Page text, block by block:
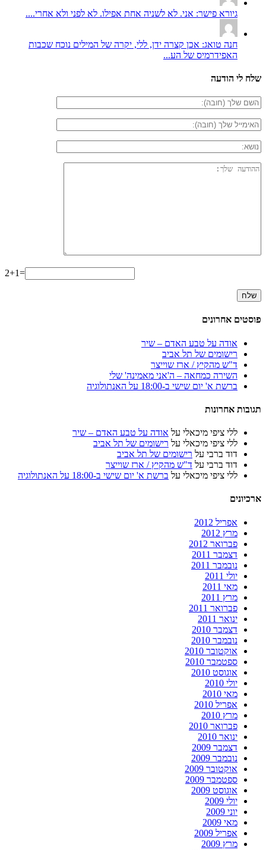
גיורא פישר: אני. לא לשניה אחת אפילו. לא לפני ולא אחרי....
חנה טואג: אכן קצרה ידן, ללי, יקרה של המילים נוכח שכבות
האפידרמיס של הע...
שלח לי הודעה
2+1=
פוסטים אחרונים
אודה על טבע האדם – שיר
רישומים של תל אביב
ד"ש מהקיץ / ארז שוייצר
השירה כמחאה – ה'אני מאמינה' שלי
ברשת א' יום שישי ב-18:00 על האנתולוגיה
תגובות אחרונות
ללי ציפי מיכאלי על אודה על טבע האדם – שיר
ללי ציפי מיכאלי על רישומים של תל אביב
דוד ברבי על רישומים של תל אביב
דוד ברבי על ד"ש מהקיץ / ארז שוייצר
ללי ציפי מיכאלי על ברשת א' יום שישי ב-18:00 על האנתולוגיה
ארכיונים
אפריל 2012
מרץ 2012
פברואר 2012
דצמבר 2011
נובמבר 2011
יולי 2011
מאי 2011
מרץ 2011
פברואר 2011
ינואר 2011
דצמבר 2010
נובמבר 2010
אוקטובר 2010
ספטמבר 2010
אוגוסט 2010
יולי 2010
מאי 2010
אפריל 2010
מרץ 2010
פברואר 2010
ינואר 2010
דצמבר 2009
נובמבר 2009
אוקטובר 2009
ספטמבר 2009
אוגוסט 2009
יולי 2009
יוני 2009
מאי 2009
אפריל 2009
מרץ 2009